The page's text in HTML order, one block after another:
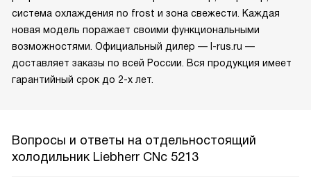
система охлаждения no frost и зона свежести. Каждая
новая модель поражает своими функциональными
возможностями. Официальный дилер — l-rus.ru —
доставляет заказы по всей России. Вся продукция имеет
гарантийный срок до 2-х лет.
Вопросы и ответы на отдельностоящий
холодильник Liebherr CNc 5213